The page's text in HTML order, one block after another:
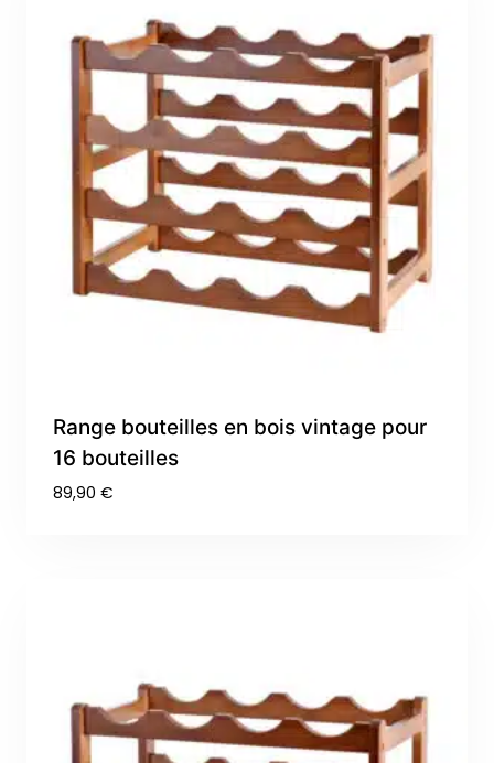
Range bouteilles en bois vintage pour
16 bouteilles
89,90 €